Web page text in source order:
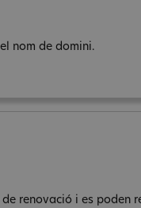
nom de domini.
renovació i es poden